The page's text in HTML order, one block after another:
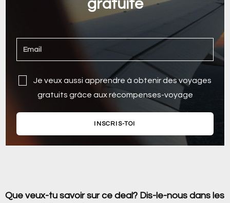
gratuite
Je veux aussi apprendre à obtenir des voyages
gratuits grâce aux récompenses-voyage
INSCRIS-TOI
Que veux-tu savoir sur ce deal? Dis-le-nous dans les